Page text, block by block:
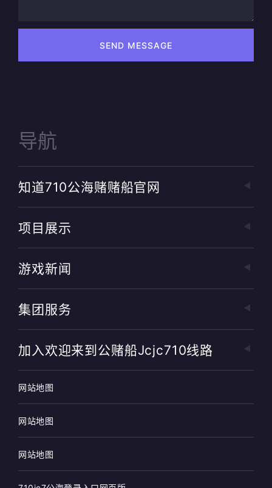
SEND MESSAGE
导航
知道710公海赌赌船官网
项目展示
游戏新闻
集团服务
加入欢迎来到公赌船jcjc710线路
网站地图
网站地图
网站地图